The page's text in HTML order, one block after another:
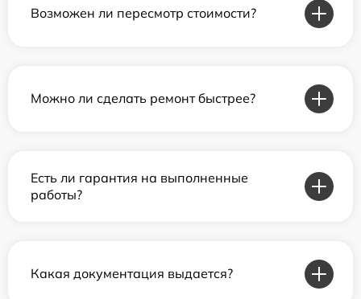
Возможен ли пересмотр стоимости?
Можно ли сделать ремонт быстрее?
Есть ли гарантия на выполненные
работы?
Какая документация выдается?